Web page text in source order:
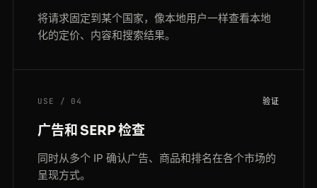
将请求固定到某个国家，像本地用户一样查看本地
化的定价、内容和搜索结果。
USE / 04 验证
广告和 SERP 检查
同时从多个 IP 确认广告、商品和排名在各个市场的
呈现方式。